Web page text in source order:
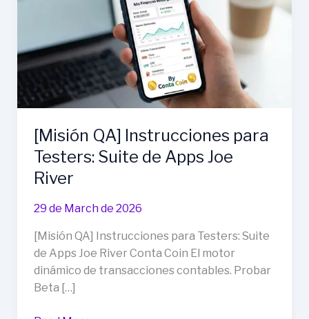
[Misión QA] Instrucciones para
Testers: Suite de Apps Joe
River
29 de March de 2026
[Misión QA] Instrucciones para Testers: Suite
de Apps Joe River Conta Coin El motor
dinámico de transacciones contables. Probar
Beta […]